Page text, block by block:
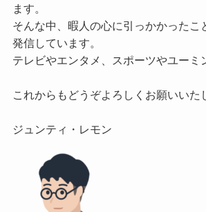
ます。
そんな中、暇人の心に引っかかったこ
発信しています。
テレビやエンタメ、スポーツやユーミ
これからもどうぞよろしくお願いいた